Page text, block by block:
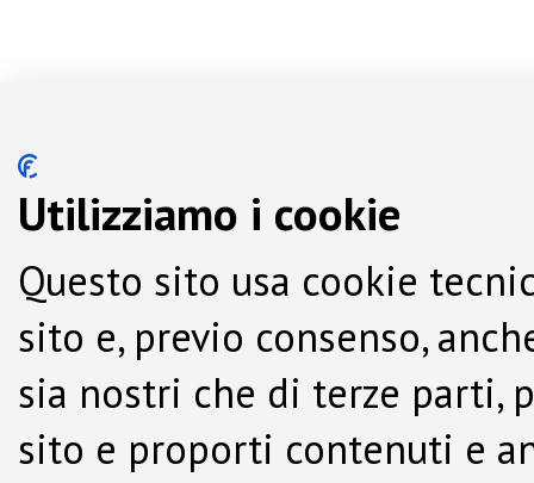
Utilizziamo i cookie
Questo sito usa cookie
sito e, previo consenso,
sia nostri che di terze parti,
sito e proporti contenuti e